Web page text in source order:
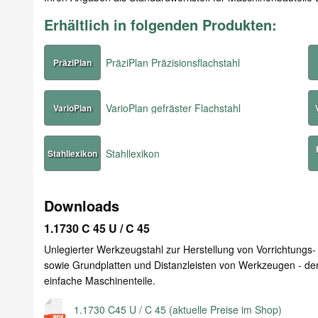
Erhältlich in folgenden Produkten:
PräziPlan PräziPlan Präzisionsflachstahl
VarioPlan VarioPlan gefräster Flachstahl
Stahllexikon Stahllexikon
Downloads
1.1730 C 45 U / C 45
Unlegierter Werkzeugstahl zur Herstellung von
sowie Grundplatten und Distanzleisten von Werkzeugen -
einfache Maschinenteile.
1.1730 C45 U / C 45 (aktuelle Preise im Shop)